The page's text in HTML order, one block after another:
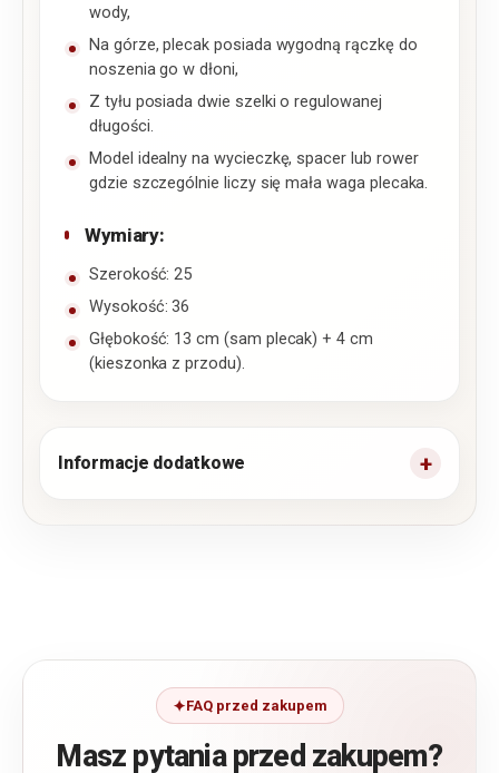
wody,
Na górze, plecak posiada wygodną rączkę do
noszenia go w dłoni,
Z tyłu posiada dwie szelki o regulowanej
długości.
Model idealny na wycieczkę, spacer lub rower
gdzie szczególnie liczy się mała waga plecaka.
Wymiary:
Szerokość: 25
Wysokość: 36
Głębokość: 13 cm (sam plecak) + 4 cm
(kieszonka z przodu).
Informacje dodatkowe
FAQ przed zakupem
Masz pytania przed zakupem?